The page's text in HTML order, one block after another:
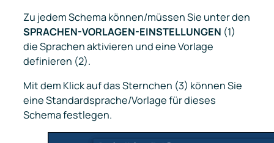
Zu jedem Schema können/müssen Sie unter den
SPRACHEN-VORLAGEN-EINSTELLUNGEN (1)
die Sprachen aktivieren und eine Vorlage
definieren (2).
Mit dem Klick auf das Sternchen (3) können Sie
eine Standardsprache/Vorlage für dieses
Schema festlegen.